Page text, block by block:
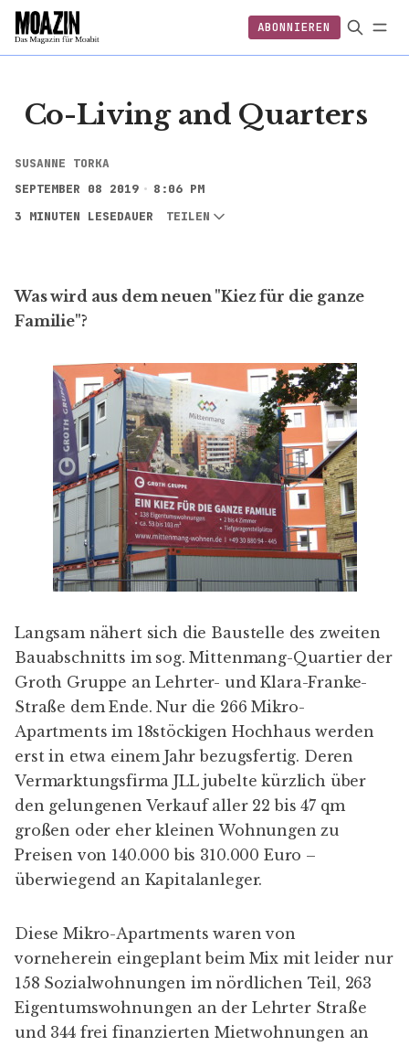
ABONNIEREN
EINLOGGEN
ABONNIEREN FOLGEN
Co-Living and Quarters
SUSANNE TORKA
SEPTEMBER 08 2019
8:06 PM
3 MINUTEN LESEDAUER
TEILEN
Was wird aus dem neuen "Kiez für die ganze
Familie"?
Langsam nähert sich die Baustelle des zweiten
Bauabschnitts im sog.Mittenmang-Quartier der
Groth Gruppe an Lehrter- und Klara-Franke-
Straße dem Ende. Nur die 266 Mikro-
Apartments im 18stöckigen Hochhaus werden
erst in etwa einem Jahr bezugsfertig. Deren
Vermarktungsfirma JLL jubelte kürzlich über
den gelungenen Verkauf aller 22 bis 47 qm
großen oder eher kleinen Wohnungen zu
Preisen von 140.000 bis 310.000 Euro –
überwiegend an Kapitalanleger.
Diese Mikro-Apartments waren von
vorneherein eingeplant beim Mix mit leider nur
158 Sozialwohnungen im nördlichen Teil, 263
Eigentumswohnungen an der Lehrter Straße
und 344 frei finanzierten Mietwohnungen an